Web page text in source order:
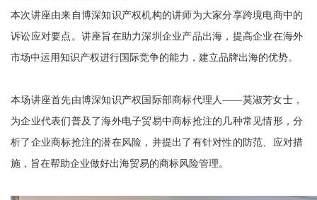
本次讲座由来自博深知识产权机构的讲师为大家分享跨境电商中的
诉讼应对要点。讲座旨在助力深圳企业产品出海，提高企业在海外
市场中运用知识产权进行国际竞争的能力，建立品牌出海的优势。
本场讲座首先由博深知识产权国际部商标代理人——莫淑芳女士，
为企业代表们普及了海外电子贸易中商标抢注的几种常见情形，分
析了企业商标抢注的潜在风险，并提出了有针对性的防范、应对措
施，旨在帮助企业做好出海贸易的商标风险管理。